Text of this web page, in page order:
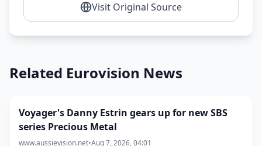
Visit Original Source
Related Eurovision News
Voyager's Danny Estrin gears up for new SBS
series Precious Metal
www.aussievision.net•Aug 7, 2026, 04:01